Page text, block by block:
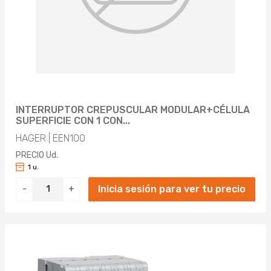
INTERRUPTOR CREPUSCULAR MODULAR+CÉLULA
SUPERFICIE CON 1 CON...
HAGER | EEN100
PRECIO Ud.
- +
1 u.
Inicia sesión para ver tu precio